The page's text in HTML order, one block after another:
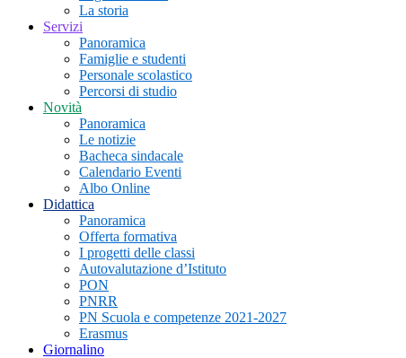
La storia
Servizi
Panoramica
Famiglie e studenti
Personale scolastico
Percorsi di studio
Novità
Panoramica
Le notizie
Bacheca sindacale
Calendario Eventi
Albo Online
Didattica
Panoramica
Offerta formativa
I progetti delle classi
Autovalutazione d’Istituto
PON
PNRR
PN Scuola e competenze 2021-2027
Erasmus
Giornalino